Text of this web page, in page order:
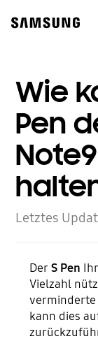
content
Wie
Pen
Letztes
Der S Pen
Vielzahl
verminderte
kann dies